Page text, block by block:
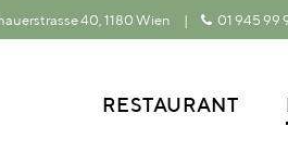
40, 1180 Wien | 01 945 99
RESTAURANT